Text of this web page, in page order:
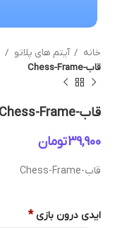
خانه آیتم های پلاتو
قاب-Chess-Frame
قاب-Chess-Frame
تومان
قاب-Chess-Frame
ایدی درون بازی *